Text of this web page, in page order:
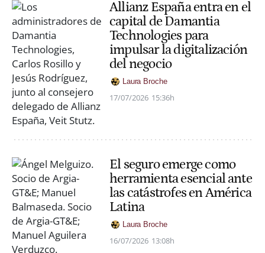
Allianz España entra en el
capital de Damantia
Technologies para
impulsar la digitalización
del negocio
Laura Broche
17/07/2026 15:36h
El seguro emerge como
herramienta esencial ante
las catástrofes en América
Latina
Laura Broche
16/07/2026 13:08h